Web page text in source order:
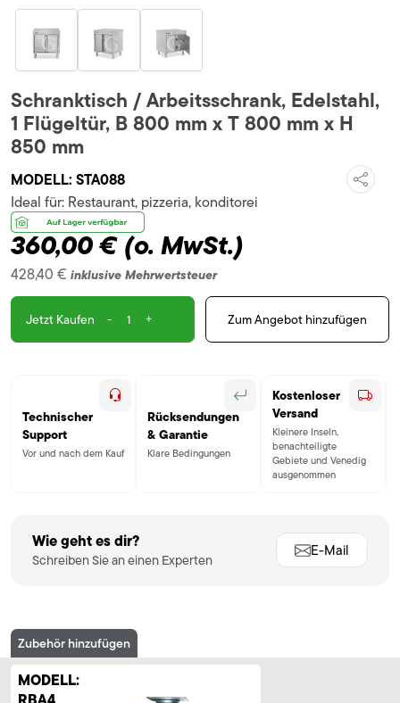
Schranktisch / Arbeitsschrank, Edelstahl,
1 Flügeltür, B 800 mm x T 800 mm x H
850 mm
MODELL: STA088
360,00 €(o. MwSt.)
428,40 € inklusive Mehrwertsteuer
Ideal für: Restaurant, pizzeria, konditorei
Jetzt Kaufen - + Zum Angebot hinzufügen
Technischer
Support
Vor und nach dem Kauf
Rücksendungen
& Garantie
Klare Bedingungen
Kostenloser
Versand
Kleinere Inseln,
benachteiligte
Gebiete und Venedig
ausgenommen
Wie geht es dir?
Schreiben Sie an einen Experten
E-Mail
Zubehör hinzufügen
MODELL: